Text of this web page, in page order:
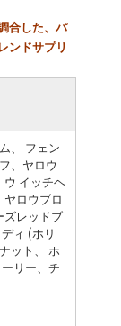
合した、パ
ンドサプリ
、 フェン
、ヤロウ
ウ イッチヘ
ヤロウブロ
ズレッドブ
ィ (ホリ
ット、 ホ
リー、チ